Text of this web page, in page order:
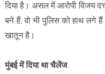
दिया है। असल में आरोपी विजय
बने हैं, वो भी पुलिस को हाथ लगे
खातून है।
मुंबई में दिया था चैलेंज